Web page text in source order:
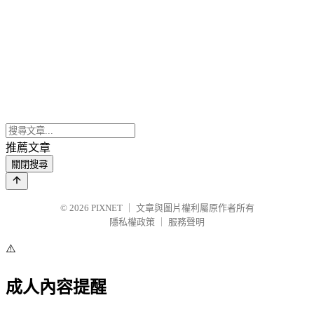
推薦文章
關閉搜尋
© 2026 PIXNET
文章與圖片權利屬原作者所有
隱私權政策
服務聲明
⚠️
成人內容提醒